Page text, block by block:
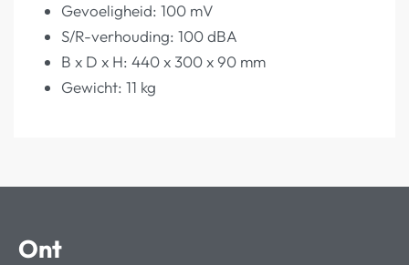
Gevoeligheid: 100 mV
S/R-verhouding: 100 dBA
B x D x H: 440 x 300 x 90 mm
Gewicht: 11 kg
Ont